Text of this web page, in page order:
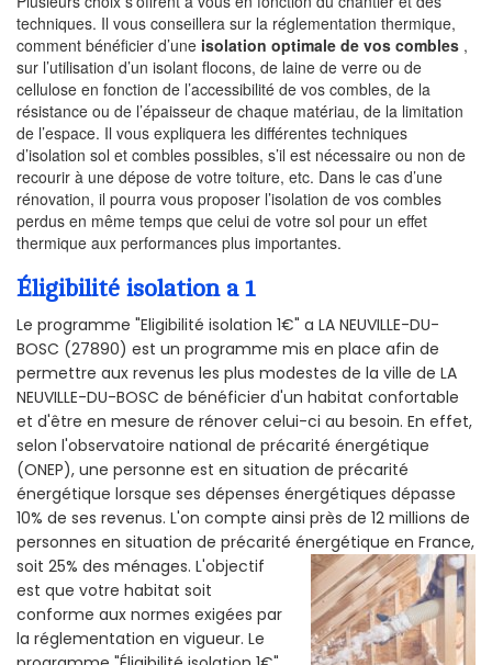
techniques. Il vous conseillera sur la réglementation thermique,
comment bénéficier d’une isolation optimale de vos combles ,
sur l’utilisation d’un isolant flocons, de laine de verre ou de
cellulose en fonction de l’accessibilité de vos combles, de la
résistance ou de l’épaisseur de chaque matériau, de la limitation
de l’espace. Il vous expliquera les différentes techniques
d’isolation sol et combles possibles, s’il est nécessaire ou non de
recourir à une dépose de votre toiture, etc. Dans le cas d’une
rénovation, il pourra vous proposer l’isolation de vos combles
perdus en même temps que celui de votre sol pour un effet
thermique aux performances plus importantes.
Éligibilité isolation a 1
Le programme "Eligibilité isolation 1€" a LA NEUVILLE-DU-
BOSC (27890) est un programme mis en place afin de
permettre aux revenus les plus modestes de la ville de LA
NEUVILLE-DU-BOSC de bénéficier d'un habitat confortable
et d'être en mesure de rénover celui-ci au besoin. En effet,
selon l'observatoire national de précarité énergétique
(ONEP), une personne est en situation de précarité
énergétique lorsque ses dépenses énergétiques dépasse
10% de ses revenus. L'on compte ainsi près de 12 millions de
personnes en situation de précarité énergétique en France,
soit 25% des ménages. L'objectif
est que votre habitat soit
conforme aux normes exigées par
la réglementation en vigueur. Le